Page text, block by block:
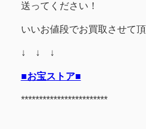
送ってください！
いいお値段でお買取させて頂
↓ ↓ ↓
■お宝ストア■
************************